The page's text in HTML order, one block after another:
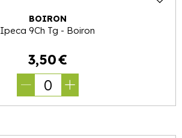
BOIRON
Ipeca 9Ch Tg - Boiron
3,50€
0